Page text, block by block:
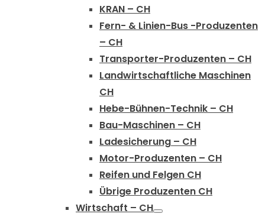
KRAN – CH
Fern- & Linien-Bus -Produzenten
– CH
Transporter-Produzenten – CH
Landwirtschaftliche Maschinen
CH
Hebe-Bühnen-Technik – CH
Bau-Maschinen – CH
Ladesicherung – CH
Motor-Produzenten – CH
Reifen und Felgen CH
Übrige Produzenten CH
Wirtschaft – CH